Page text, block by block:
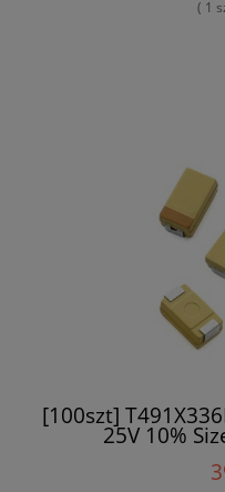
( 1
[100szt]
25V 10%